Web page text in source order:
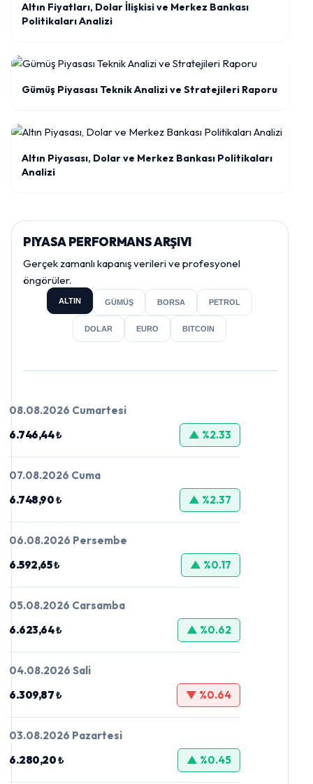
Altın Fiyatları, Dolar İlişkisi ve Merkez Bankası
Politikaları Analizi
Gümüş Piyasası Teknik Analizi ve Stratejileri Raporu
Altın Piyasası, Dolar ve Merkez Bankası Politikaları
Analizi
PIYASA PERFORMANS ARŞIVI
Gerçek zamanlı kapanış verileri ve profesyonel
öngörüler.
ALTIN GÜMÜŞ BORSA PETROL
DOLAR EURO BITCOIN
08.08.2026 Cumartesi
6.746,44 ₺
▲ %2.33
07.08.2026 Cuma
6.748,90 ₺
▲ %2.37
06.08.2026 Persembe
6.592,65 ₺
▲ %0.17
05.08.2026 Carsamba
6.623,64 ₺
▲ %0.62
04.08.2026 Sali
6.309,87 ₺
▼ %0.64
03.08.2026 Pazartesi
6.280,20 ₺
▲ %0.45